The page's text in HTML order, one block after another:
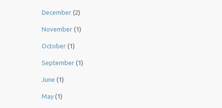
December (2)
November (1)
October (1)
September (1)
June (1)
May (1)